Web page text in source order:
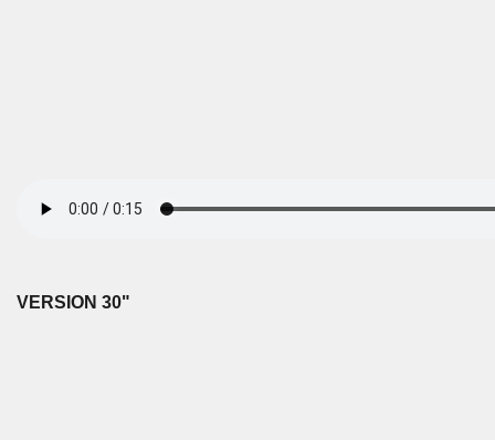
VERSION 30"